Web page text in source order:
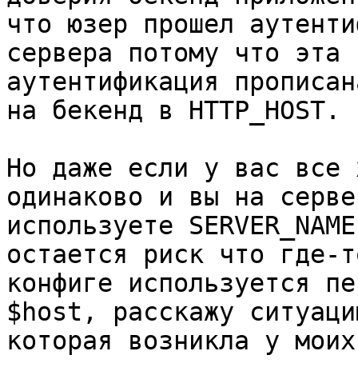
что юзер прошел
сервера потому что эта
аутентификация
на бекенд в HTTP_HOST.
Но даже если у вас все
одинаково и вы на
используете
остается риск что где-
конфиге используется
$host, расскажу
которая возникла у